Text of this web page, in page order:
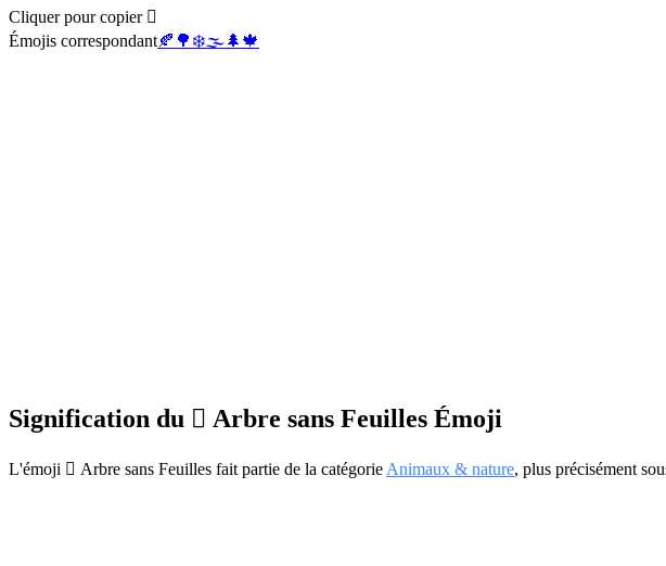
Cliquer pour copier 🪾
Émojis correspondant🍂 🌳 ❄️🌫️🌲 🍁
Signification du 🪾 Arbre sans Feuilles Émoji
L'émoji 🪾 Arbre sans Feuilles fait partie de la catégorie Animaux & nature, plus précisément